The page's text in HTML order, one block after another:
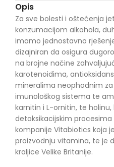
Opis
Za sve bolesti i oštećenja
konzumacijom alkohola,
imamo jednostavno
dizajniran da osigura
na brojne načine
karotenoidima,
mineralima neophodnim
imunološkog sistema te
karnitin i L-ornitin, te
detoksikacijskim procesima
kompanije Vitabiotics koja
proizvodnju vitamina, te je
kraljice Velike Britanije.